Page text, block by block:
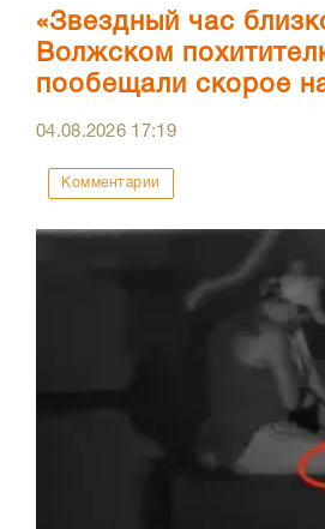
«Звездный час
Волжском
пообещали скорое
04.08.2026 17:19
Комментарии